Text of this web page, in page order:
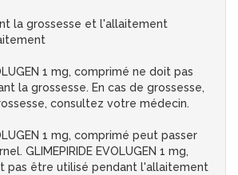
la grossesse et l'allaitement
1 mg, comprimé ne doit pas
la grossesse. En cas de grossesse,
consultez votre médecin.
1 mg, comprimé peut passer
GLIMEPIRIDE EVOLUGEN 1 mg,
pas être utilisé pendant l'allaitement